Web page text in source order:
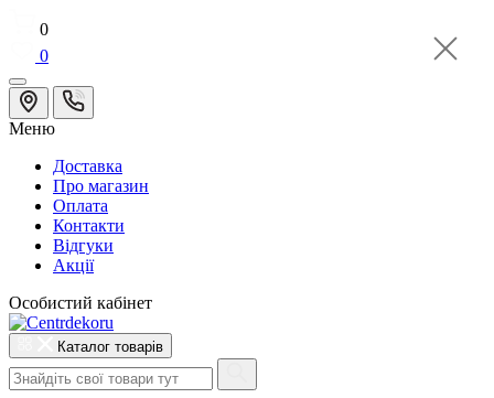
0
0
Меню
Доставка
Про магазин
Оплата
Контакти
Відгуки
Акції
Особистий кабінет
Каталог товарів